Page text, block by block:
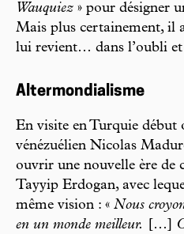
Wauquiez » pour désigner
Mais plus certainement, il
lui revient… dans l’oubli et
Altermondialisme
En visite en Turquie début
vénézuélien Nicolas
ouvrir une nouvelle ère de
Tayyip Erdogan, avec
même vision : « Nous
en un monde meilleur.
[…]